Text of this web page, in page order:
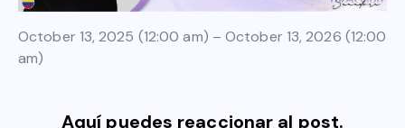
October 13, 2025 (12:00 am) – October 13, 2026 (12:00
am)
Aquí puedes reaccionar al post.